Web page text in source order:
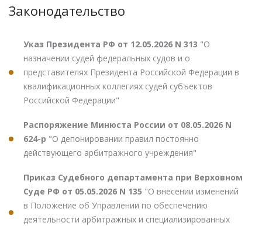
Законодательство
Указ Президента РФ от 12.05.2026 N 313 "О
назначении судей федеральных судов и о
представителях Президента Российской Федерации в
квалификационных коллегиях судей субъектов
Российской Федерации"
Распоряжение Минюста России от 08.05.2026 N
624-р "О депонировании правил постоянно
действующего арбитражного учреждения"
Приказ Судебного департамента при Верховном
Суде РФ от 05.05.2026 N 135 "О внесении изменений
в Положение об Управлении по обеспечению
деятельности арбитражных и специализированных